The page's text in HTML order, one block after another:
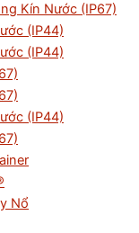
Kín Nước (IP67)
(IP44)
(IP44)
(IP44)
Nổ